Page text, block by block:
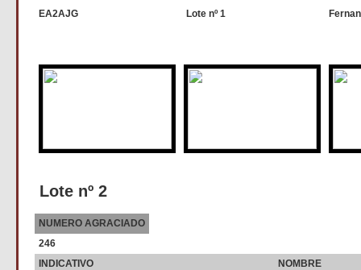
EA2AJG Lote nº 1
Lote nº 2
NUMERO AGRACIADO
246
INDICATIVO
NOMBRE